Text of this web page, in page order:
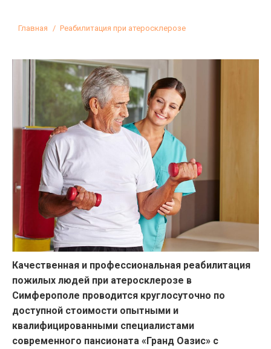
Вы здесь:
Главная Реабилитация при атеросклерозе
Качественная и профессиональная реабилитация
пожилых людей при атеросклерозе в
Симферополе проводится круглосуточно по
доступной стоимости опытными и
квалифицированными специалистами
современного пансионата «Гранд Оазис» с